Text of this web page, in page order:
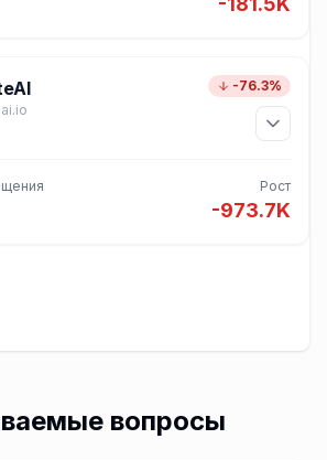
-76.3%
Рост
-973.7K
вопросы